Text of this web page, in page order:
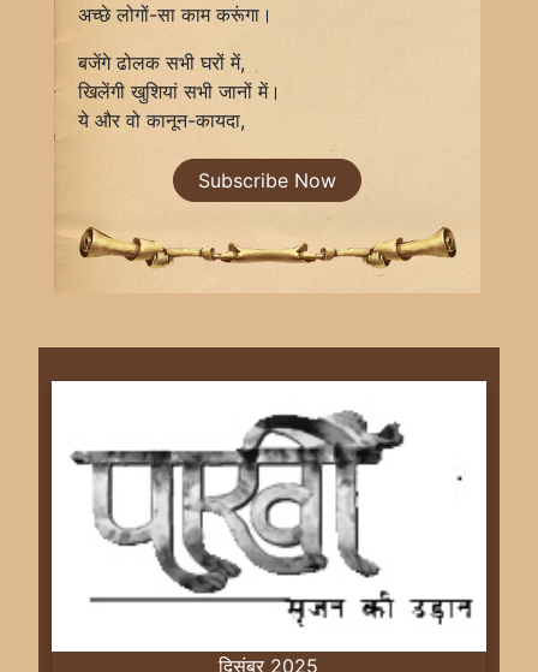
अच्छे लोगों-सा काम करूंगा।
बजेंगे ढोलक सभी घरों में,
खिलेंगी खुशियां सभी जानों में।
ये और वो कानून-कायदा,
Subscribe Now
दिसंबर 2025